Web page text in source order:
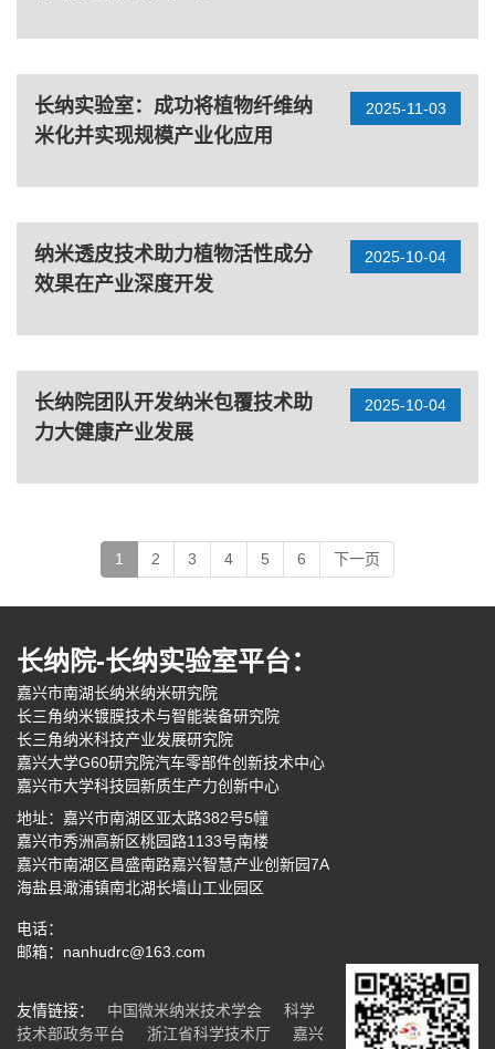
长纳实验室：成功将植物纤维纳
米化并实现规模产业化应用
2025-11-03
纳米透皮技术助力植物活性成分
效果在产业深度开发
2025-10-04
长纳院团队开发纳米包覆技术助
力大健康产业发展
2025-10-04
1 2 3 4 5 6 下一页
长纳院-长纳实验室平台：
嘉兴市南湖长纳米纳米研究院
长三角纳米镀膜技术与智能装备研究院
长三角纳米科技产业发展研究院
嘉兴大学G60研究院汽车零部件创新技术中心
嘉兴市大学科技园新质生产力创新中心
地址：嘉兴市南湖区亚太路382号5幢
嘉兴市秀洲高新区桃园路1133号南楼
嘉兴市南湖区昌盛南路嘉兴智慧产业创新园7A
海盐县澉浦镇南北湖长墙山工业园区
电话：
邮箱：nanhudrc@163.com
友情链接： 中国微米纳米技术学会
科学
技术部政务平台
浙江省科学技术厅
嘉兴